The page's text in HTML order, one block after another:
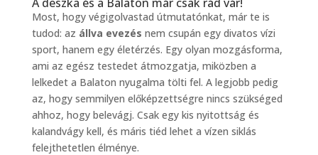
Most, hogy végigolvastad útmutatónkat, már te is
tudod: az állva evezés nem csupán egy divatos vízi
sport, hanem egy életérzés. Egy olyan mozgásforma,
ami az egész testedet átmozgatja, miközben a
lelkedet a Balaton nyugalma tölti fel. A legjobb pedig
az, hogy semmilyen előképzettségre nincs szükséged
ahhoz, hogy belevágj. Csak egy kis nyitottság és
kalandvágy kell, és máris tiéd lehet a vízen siklás
felejthetetlen élménye.